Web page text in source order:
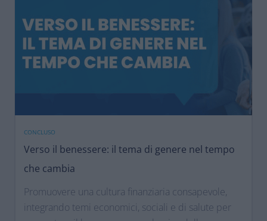
CONCLUSO
Verso il benessere: il tema di genere nel tempo
che cambia
Promuovere una cultura finanziaria consapevole,
integrando temi economici, sociali e di salute per